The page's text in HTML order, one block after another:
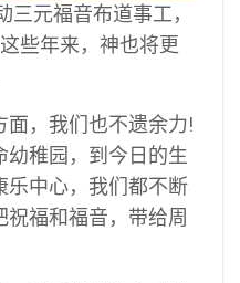
三元福音布道事工，
些年来，神也将更
面，我们也不遗余力!
幼稚园，到今日的生
乐中心，我们都不断
福和福音，带给周